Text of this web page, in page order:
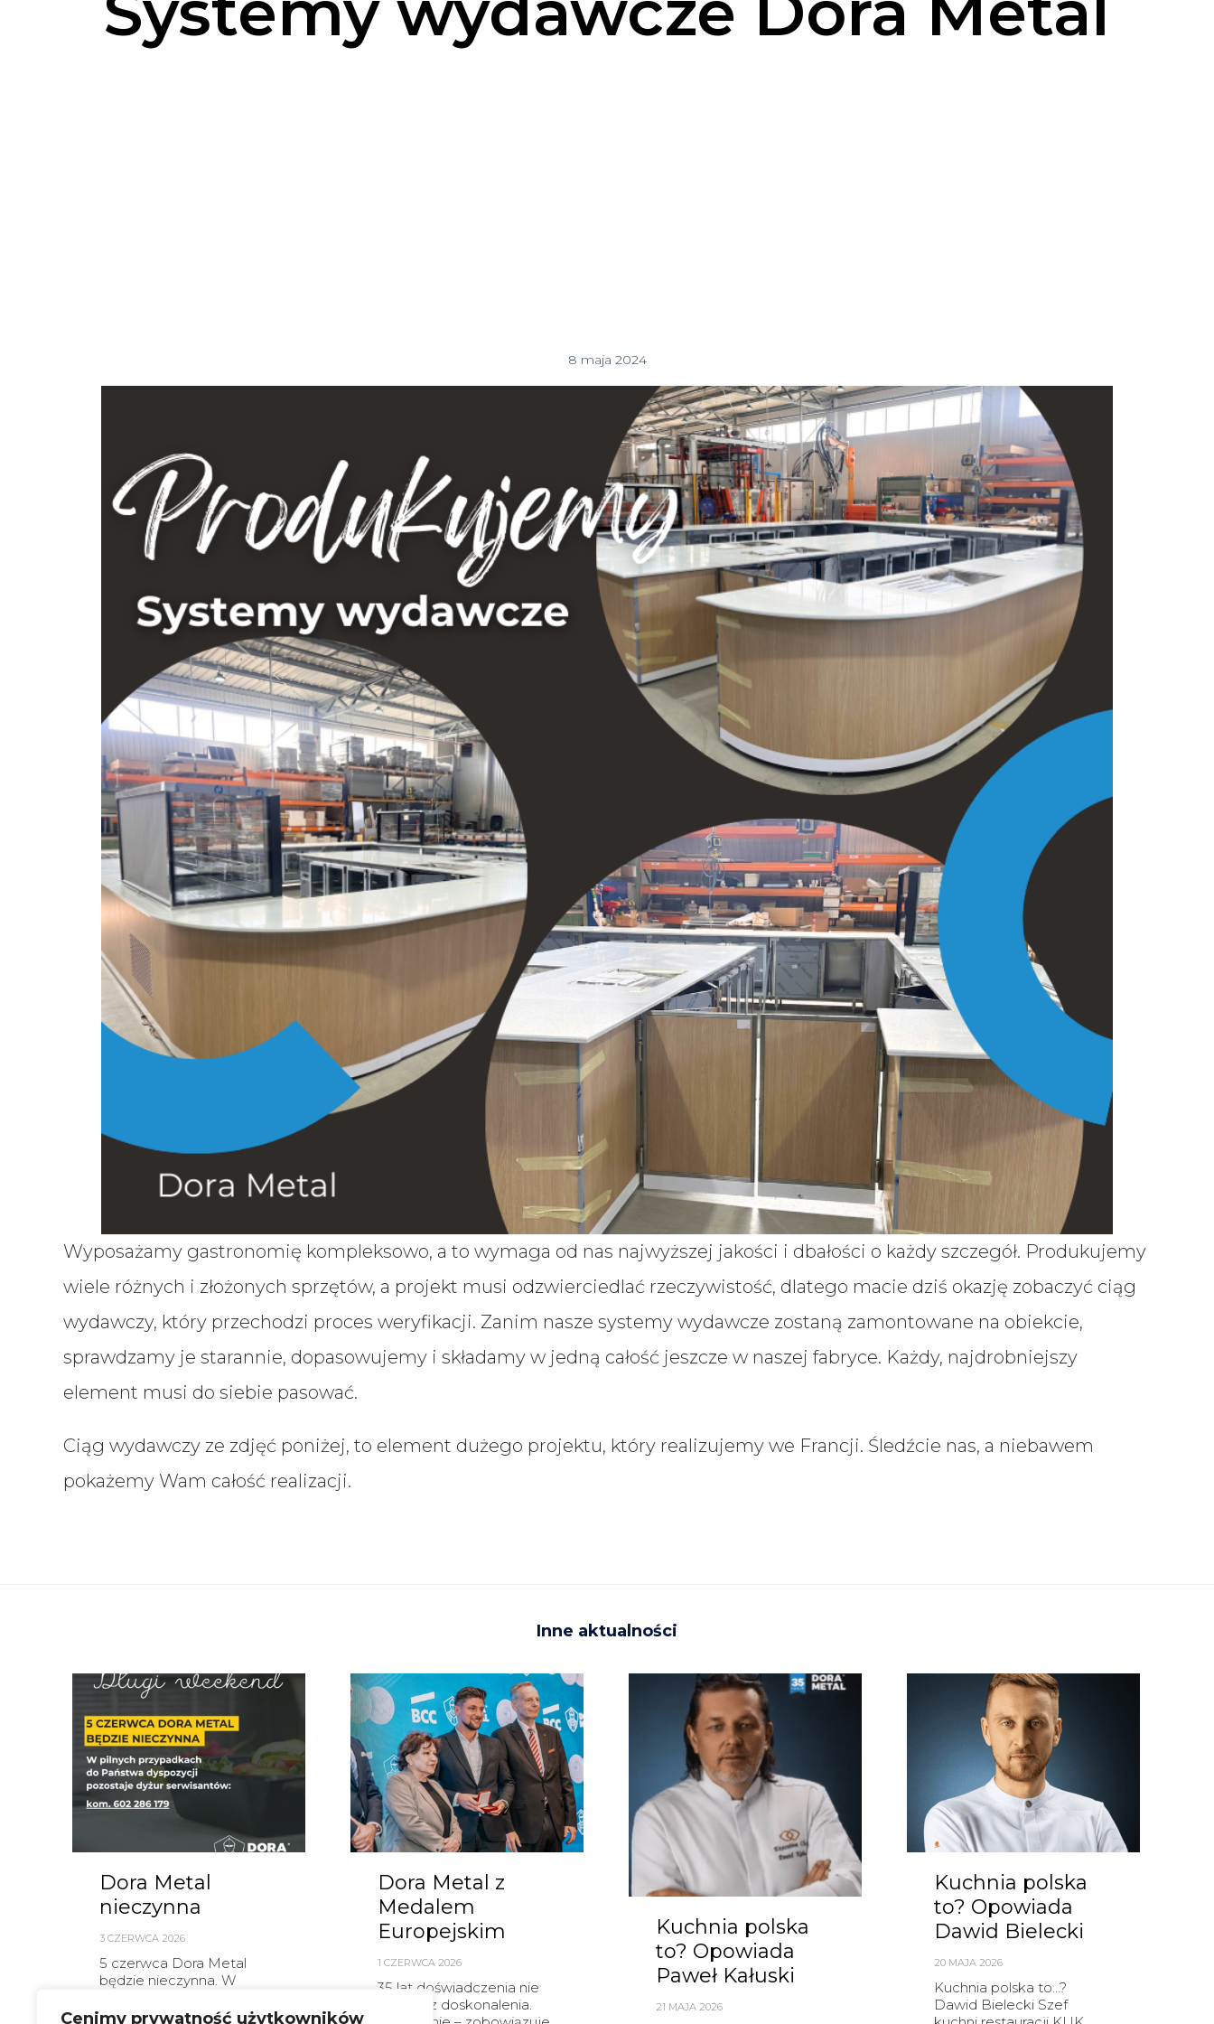
Cenimy prywatność użytkowników
8 maja 2024
Wyposażamy gastronomię kompleksowo, a to wymaga od nas najwyższej jakości i dbałości o każdy szczegół. Produkujemy
wiele różnych i złożonych sprzętów, a projekt musi odzwierciedlać rzeczywistość, dlatego macie dziś okazję zobaczyć ciąg
wydawczy, który przechodzi proces weryfikacji. Zanim nasze systemy wydawcze zostaną zamontowane na obiekcie,
sprawdzamy je starannie, dopasowujemy i składamy w jedną całość jeszcze w naszej fabryce. Każdy, najdrobniejszy
element musi do siebie pasować.
Ciąg wydawczy ze zdjęć poniżej, to element dużego projektu, który realizujemy we Francji. Śledźcie nas, a niebawem
pokażemy Wam całość realizacji.
Inne aktualności
Dora Metal
nieczynna
3 CZERWCA 2026
5 czerwca Dora Metal
będzie nieczynna. W
Państwa dyspozycji
Dora Metal z
Medalem
Europejskim
1 CZERWCA 2026
35 lat doświadczenia nie
zwalnia z doskonalenia.
Kuchnia polska
to? Opowiada
Paweł Kałuski
21 MAJA 2026
Kuchnia polska
to? Opowiada
Dawid Bielecki
20 MAJA 2026
Kuchnia polska to…?
Dawid Bielecki Szef